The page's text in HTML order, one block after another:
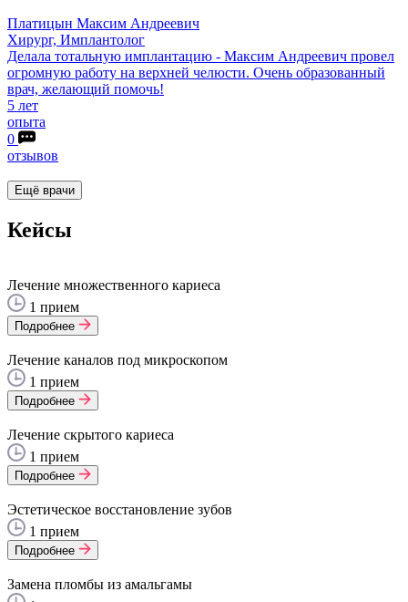
Платицын Максим Андреевич
Хирург, Имплантолог
Делала тотальную имплантацию - Максим Андреевич провел
огромную работу на верхней челюсти. Очень образованный
врач, желающий помочь!
5 лет
опыта
0
отзывов
Ещё врачи
Кейсы
Лечение множественного кариеса
1 прием
Подробнее
Лечение каналов под микроскопом
1 прием
Подробнее
Лечение скрытого кариеса
1 прием
Подробнее
Эстетическое восстановление зубов
1 прием
Подробнее
Замена пломбы из амальгамы